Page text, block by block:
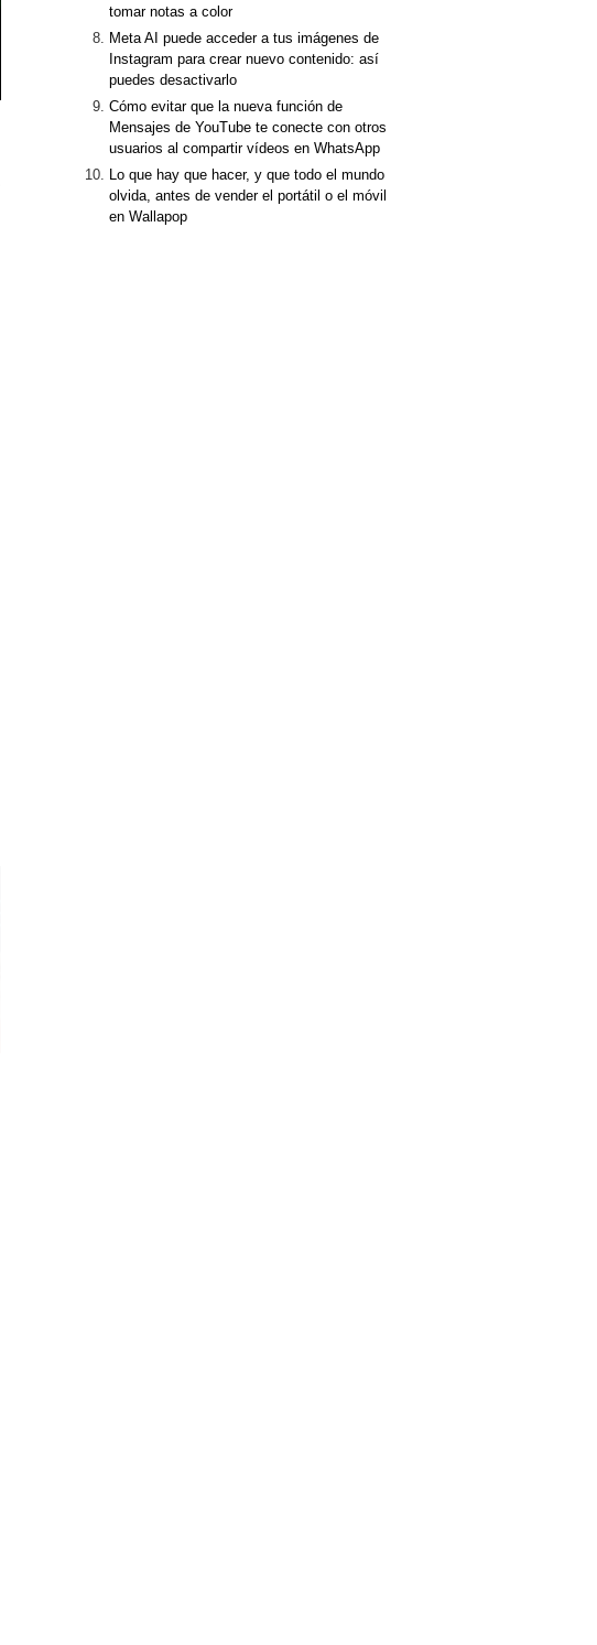
tomar notas a color
Meta AI puede acceder a tus imágenes de
Instagram para crear nuevo contenido: así
puedes desactivarlo
Cómo evitar que la nueva función de
Mensajes de YouTube te conecte con otros
usuarios al compartir vídeos en WhatsApp
Lo que hay que hacer, y que todo el mundo
olvida, antes de vender el portátil o el móvil
en Wallapop